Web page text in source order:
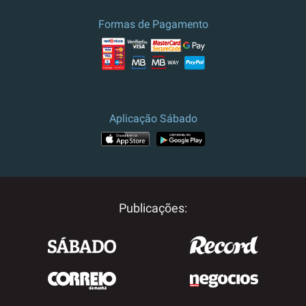
Formas de Pagamento
Aplicação Sábado
Publicações: